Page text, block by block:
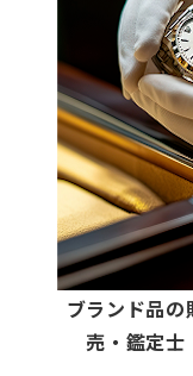
ブランド品の
売・鑑定士